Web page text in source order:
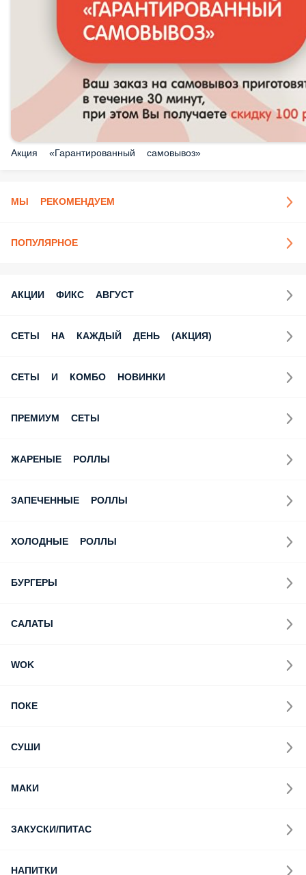
Акция «Гарантированный самовывоз»
МЫ РЕКОМЕНДУЕМ
ПОПУЛЯРНОЕ
АКЦИИ ФИКС АВГУСТ
СЕТЫ НА КАЖДЫЙ ДЕНЬ (АКЦИЯ)
СЕТЫ И КОМБО НОВИНКИ
ПРЕМИУМ СЕТЫ
ЖАРЕНЫЕ РОЛЛЫ
ЗАПЕЧЕННЫЕ РОЛЛЫ
ХОЛОДНЫЕ РОЛЛЫ
БУРГЕРЫ
САЛАТЫ
WOK
ПОКЕ
СУШИ
МАКИ
ЗАКУСКИ/ПИТАС
НАПИТКИ